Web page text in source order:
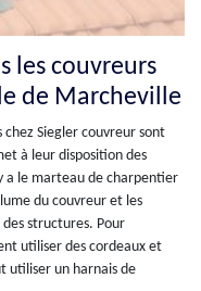
les couvreurs
de Marcheville
chez Siegler couvreur sont
à leur disposition des
a le marteau de charpentier
du couvreur et les
structures. Pour
utiliser des cordeaux et
utiliser un harnais de